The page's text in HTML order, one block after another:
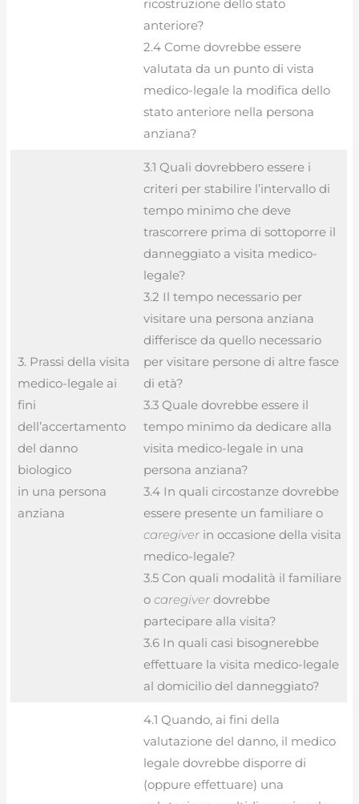
ricostruzione dello stato
anteriore?
2.4 Come dovrebbe essere
valutata da un punto di vista
medico-legale la modifica dello
stato anteriore nella persona
anziana?
3. Prassi della visita
medico-legale ai
fini
dell’accertamento
del danno
biologico
in una persona
anziana
3.1 Quali dovrebbero essere i
criteri per stabilire l’intervallo di
tempo minimo che deve
trascorrere prima di sottoporre il
danneggiato a visita medico-
legale?
3.2 Il tempo necessario per
visitare una persona anziana
differisce da quello necessario
per visitare persone di altre fasce
di età?
3.3 Quale dovrebbe essere il
tempo minimo da dedicare alla
visita medico-legale in una
persona anziana?
3.4 In quali circostanze dovrebbe
essere presente un familiare o
caregiverin occasione della visita
medico-legale?
3.5 Con quali modalità il familiare
o caregiverdovrebbe
partecipare alla visita?
3.6 In quali casi bisognerebbe
effettuare la visita medico-legale
al domicilio del danneggiato?
4.1 Quando, ai fini della
valutazione del danno, il medico
legale dovrebbe disporre di
(oppure effettuare) una